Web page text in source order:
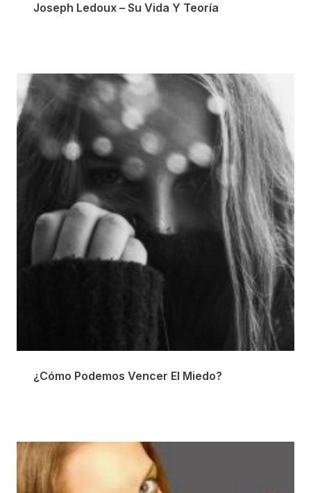
Joseph Ledoux – Su Vida Y Teoría
¿Cómo Podemos Vencer El Miedo?